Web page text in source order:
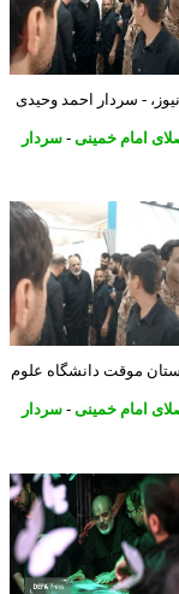
- سردار احمد وحیدی
خمینی-سردار
موقت دانشگاه علوم
خمینی-سردار